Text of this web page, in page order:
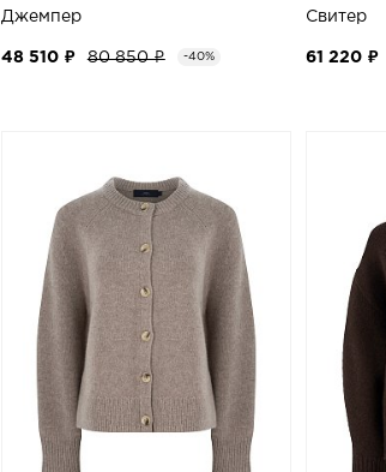
Джемпер
48 510 ₽ 80 850 ₽ -40%
Свитер
61 220 ₽